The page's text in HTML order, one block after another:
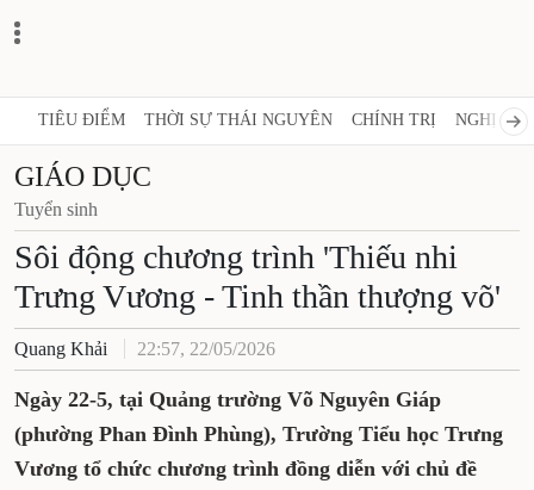
TIÊU ĐIỂM THỜI SỰ THÁI NGUYÊN CHÍNH TRỊ NGHỊ
GIÁO DỤC
Tuyển sinh
Sôi động chương trình 'Thiếu nhi
Trưng Vương - Tinh thần thượng võ'
Quang Khải 22:57, 22/05/2026
Ngày 22-5, tại Quảng trường Võ Nguyên Giáp
(phường Phan Đình Phùng), Trường Tiểu học Trưng
Vương tổ chức chương trình đồng diễn với chủ đề